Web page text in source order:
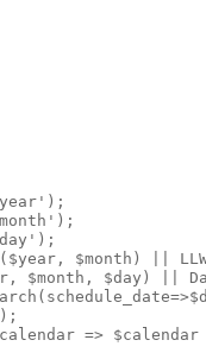
$month) ||
$month, $day) ||
=>